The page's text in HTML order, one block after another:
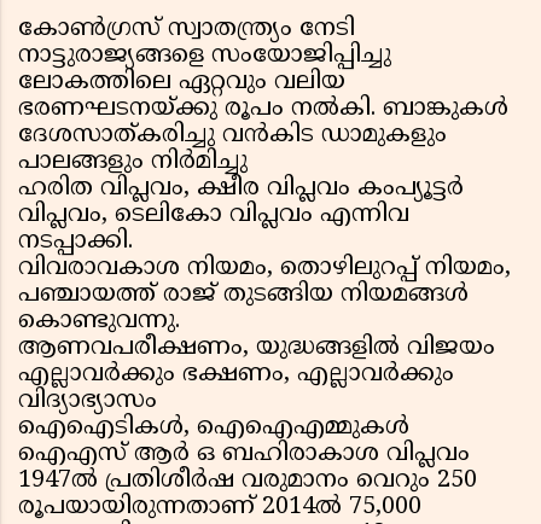
കോണ്‍ഗ്രസ് സ്വാതന്ത്ര്യം നേടി
നാട്ടുരാജ്യങ്ങളെ സംയോജിപ്പിച്ചു
ലോകത്തിലെ ഏറ്റവും വലിയ
ഭരണഘടനയ്ക്കു രൂപം നൽകി. ബാങ്കുകള്‍
ദേശസാത്കരിച്ചു വന്‍കിട ഡാമുകളും
പാലങ്ങളും നിര്‍മിച്ചു
ഹരിത വിപ്ലവം, ക്ഷീര വിപ്ലവം കംപ്യൂട്ടര്‍
വിപ്ലവം, ടെലികോ വിപ്ലവം എന്നിവ
നടപ്പാക്കി.
വിവരാവകാശ നിയമം, തൊഴിലുറപ്പ് നിയമം,
പഞ്ചായത്ത് രാജ് തുടങ്ങിയ നിയമങ്ങള്‍
കൊണ്ടുവന്നു.
ആണവപരീക്ഷണം, യുദ്ധങ്ങളില്‍ വിജയം
എല്ലാവര്‍ക്കും ഭക്ഷണം, എല്ലാവര്‍ക്കും
വിദ്യാഭ്യാസം
ഐഐടികള്‍, ഐഐഎമ്മുകള്‍
ഐഎസ് ആര്‍ ഒ ബഹിരാകാശ വിപ്ലവം
1947ല്‍ പ്രതിശീര്‍ഷ വരുമാനം വെറും 250
രൂപയായിരുന്നതാണ് 2014ല്‍ 75,000